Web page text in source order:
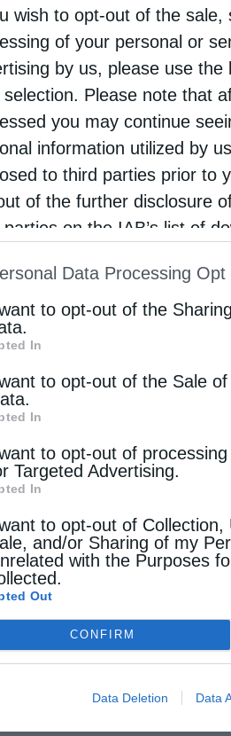
wish to opt-out of the
of your personal or
by us, please use
selection. Please note that
you may continue
information utilized by
to third parties prior to
of the further disclosure
on the IAB’s list of
List of Downstream
third parties.
Data Processing Opt
to opt-out of the
In
to opt-out of the Sale
In
to opt-out of
Targeted Advertising.
In
to opt-out of Collection,
and/or Sharing of my
with the Purposes
Out
CONFIRM
Data Deletion Data
προκάλεσαν. Ο ίδιος
εκτός των …